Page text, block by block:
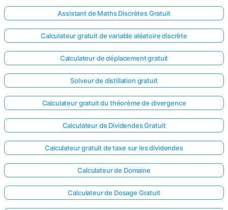
Assistant de Maths Discrètes Gratuit
Calculateur gratuit de variable aléatoire discrète
Calculateur de déplacement gratuit
Solveur de distillation gratuit
Calculateur gratuit du théorème de divergence
Calculateur de Dividendes Gratuit
Calculateur gratuit de taxe sur les dividendes
Calculateur de Domaine
Calculateur de Dosage Gratuit